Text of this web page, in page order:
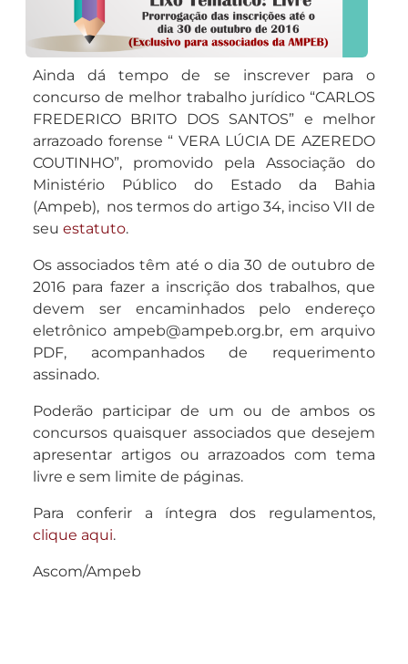
Ainda dá tempo de se inscrever para o
concurso de melhor trabalho jurídico “CARLOS
FREDERICO BRITO DOS SANTOS” e melhor
arrazoado forense “ VERA LÚCIA DE AZEREDO
COUTINHO”, promovido pela Associação do
Ministério Público do Estado da Bahia
(Ampeb), nos termos do artigo 34, inciso VII de
seu estatuto.
Os associados têm até o dia 30 de outubro de
2016 para fazer a inscrição dos trabalhos, que
devem ser encaminhados pelo endereço
eletrônico ampeb@ampeb.org.br, em arquivo
PDF, acompanhados de requerimento
assinado.
Poderão participar de um ou de ambos os
concursos quaisquer associados que desejem
apresentar artigos ou arrazoados com tema
livre e sem limite de páginas.
Para conferir a íntegra dos regulamentos,
clique aqui.
Ascom/Ampeb